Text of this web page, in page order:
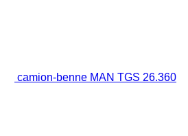
camion-benne MAN TGS 26.360